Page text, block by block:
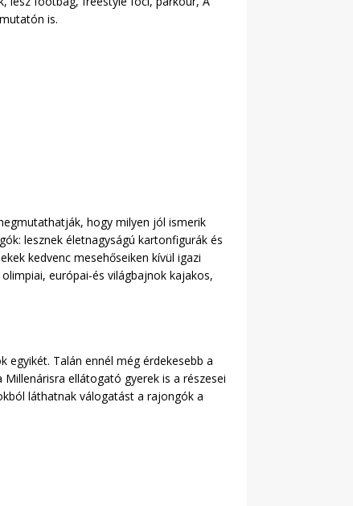
is.
hogy milyen jól ismerik
lesznek életnagyságú kartonfigurák és
kedvenc mesehőseiken kívül igazi
európai-és világbajnok kajakos,
egyikét. Talán ennél még érdekesebb a
ellátogató gyerek is a részesei
láthatnak válogatást a rajongók a